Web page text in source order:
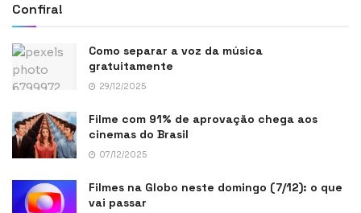
Confira!
Como separar a voz da música
gratuitamente
29/12/2025
Filme com 91% de aprovação chega aos
cinemas do Brasil
07/12/2025
Filmes na Globo neste domingo (7/12): o que
vai passar